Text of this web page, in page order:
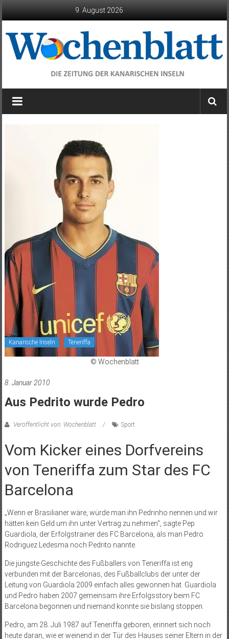
9. August 2026
Wochenblatt
die
Kanarische Inseln Teneriffa
© Wochenblatt
8. Januar 2010
Aus Pedrito wurde Pedro
Veröffentlicht von: Wochenblatt Sport
Vom Kicker eines Dorfvereins
von Teneriffa zum Star des FC
Barcelona
„Wenn er Brasilianer wäre, würde man ihn Pedrinho nennen und wir
hätten kein Geld um ihn unter Vertrag zu nehmen“, sagte Pep
Guardiola, der Erfolgstrainer des FC Barcelona, als man Pedro
Rodriguez Ledesma noch Pedrito nannte.
Die jüngste Geschichte des Fußballers von Teneriffa ist eng
verbunden mit der Barcelonas, des Fußballclubs der unter der
Leitung von Guardiola 2009 einfach alles gewonnen hat. Guardiola
und Pedro haben 2007 gemeinsam ihre Erfolgsstory beim FC
Barcelona begonnen und niemand konnte sie bislang stoppen.
Pedro, am 28. Juli 1987 auf Teneriffa geboren, erinnert sich noch
heute daran, wie er weinend in der Tür des Hauses seiner Eltern in der